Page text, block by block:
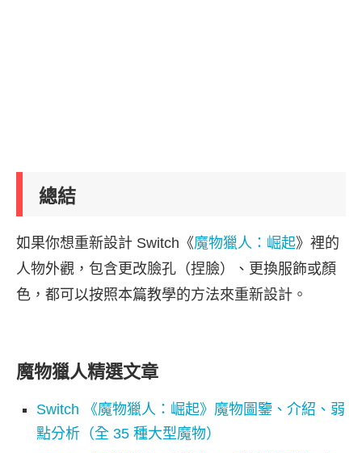
總結
如果你想重新設計 Switch《魔物獵人：崛起》裡的
人物外觀，包含更改臉孔（捏臉）、更換服飾或顏
色，都可以按照本篇教學的方法來重新設計。
魔物獵人精選文章
Switch 《魔物獵人：崛起》魔物圖鑒、介紹、弱
點分析（全 35 種大型魔物）